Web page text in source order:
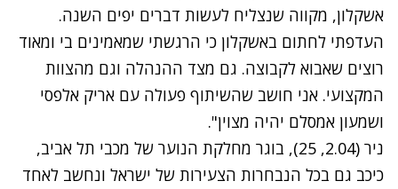
אשקלון, מקווה שנצליח לעשות דברים יפים השנה.
העדפתי לחתום באשקלון כי הרגשתי שמאמינים בי ומאוד
רוצים שאבוא לקבוצה. גם מצד ההנהלה וגם מהצוות
המקצועי. אני חושב שהשיתוף פעולה עם אריק אלפסי
ושמעון אמסלם יהיה מצוין".
ניר (2.04, 25), בוגר מחלקת הנוער של מכבי תל אביב,
כיכב גם בכל הנבחרות הצעירות של ישראל ונחשב לאחד